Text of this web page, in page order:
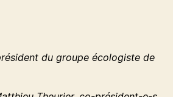
du groupe écologiste de